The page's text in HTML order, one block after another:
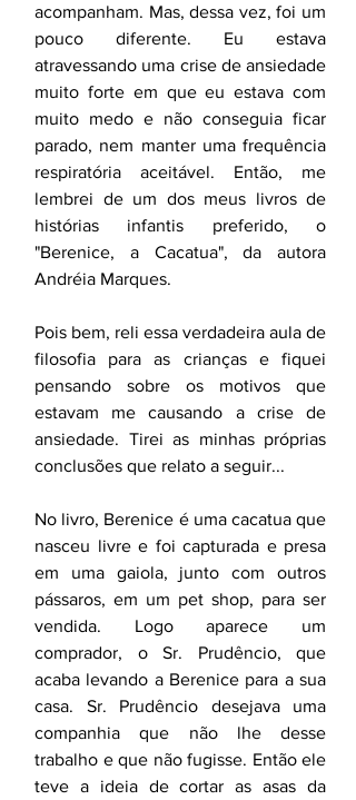
acompanham. Mas, dessa vez, foi um
pouco diferente. Eu estava
atravessando uma crise de ansiedade
muito forte em que eu estava com
muito medo e não conseguia ficar
parado, nem manter uma frequência
respiratória aceitável. Então, me
lembrei de um dos meus livros de
histórias infantis preferido, o
"Berenice, a Cacatua", da autora
Andréia Marques.
Pois bem, reli essa verdadeira aula de
filosofia para as crianças e fiquei
pensando sobre os motivos que
estavam me causando a crise de
ansiedade. Tirei as minhas próprias
conclusões que relato a seguir...
No livro, Berenice é uma cacatua que
nasceu livre e foi capturada e presa
em uma gaiola, junto com outros
pássaros, em um pet shop, para ser
vendida. Logo aparece um
comprador, o Sr. Prudêncio, que
acaba levando a Berenice para a sua
casa. Sr. Prudêncio desejava uma
companhia que não lhe desse
trabalho e que não fugisse. Então ele
teve a ideia de cortar as asas da